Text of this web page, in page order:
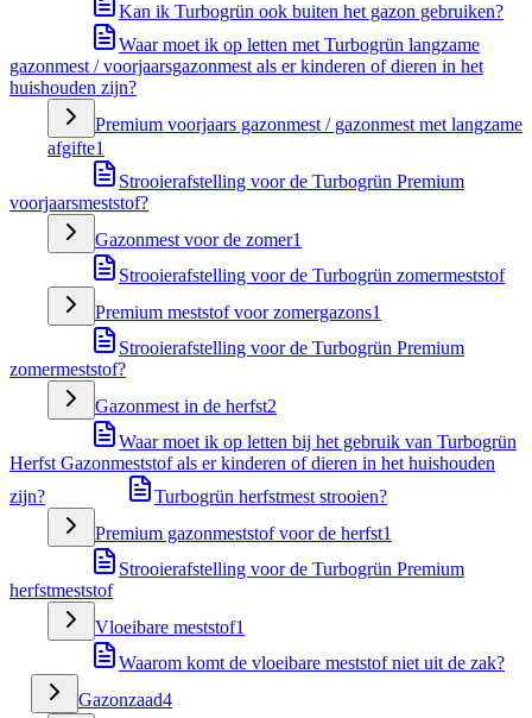
Kan ik Turbogrün ook buiten het gazon gebruiken?
Waar moet ik op letten met Turbogrün langzame
gazonmest / voorjaarsgazonmest als er kinderen of dieren in het
huishouden zijn?
Premium voorjaars gazonmest / gazonmest met langzame
afgifte1
Strooierafstelling voor de Turbogrün Premium
voorjaarsmeststof?
Gazonmest voor de zomer1
Strooierafstelling voor de Turbogrün zomermeststof
Premium meststof voor zomergazons1
Strooierafstelling voor de Turbogrün Premium
zomermeststof?
Gazonmest in de herfst2
Waar moet ik op letten bij het gebruik van Turbogrün
Herfst Gazonmeststof als er kinderen of dieren in het huishouden
zijn?
Turbogrün herfstmest strooien?
Premium gazonmeststof voor de herfst1
Strooierafstelling voor de Turbogrün Premium
herfstmeststof
Vloeibare meststof1
Waarom komt de vloeibare meststof niet uit de zak?
Gazonzaad4